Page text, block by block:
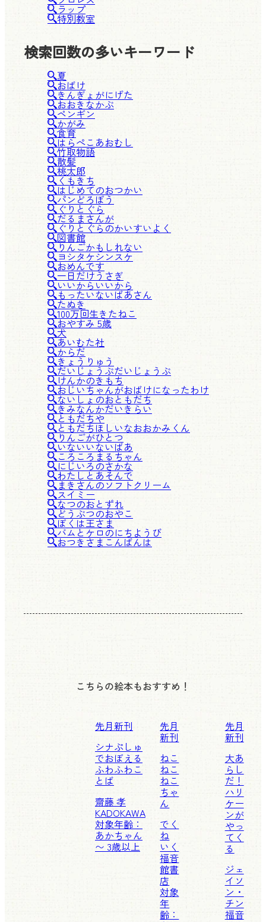
ラップ
特別教室
検索回数の多いキーワード
夏
おばけ
きんぎょがにげた
おおきなかぶ
ペンギン
かがみ
食育
はらぺこあおむし
竹取物語
散髪
桃太郎
くもきち
はじめてのおつかい
パンどろぼう
ぐりとぐら
だるまさんが
ぐりとぐらのかいすいよく
図書館
りんごかもしれない
ヨシタケシンスケ
おめんです
一日だけうさぎ
いいからいいから
もったいないばあさん
たぬき
100万回生きたねこ
おやすみ 5歳
犬
あいむた社
からだ
きょうりゅう
だいじょうぶだいじょうぶ
けんかのきもち
おじいちゃんがおばけになったわけ
ないしょのおともだち
きみなんかだいきらい
ともだちや
ともだちほしいなおおかみくん
りんごがひとつ
いないいないばあ
ころころまるちゃん
にじいろのさかな
わたしとあそんで
まきさんのソフトクリーム
スイミー
なつのおとずれ
どうぶつのおやこ
ぼくは王さま
バムとケロのにちようび
おつきさまこんばんは
こちらの絵本もおすすめ！
先月新刊
シナぷしゅ
でおぼえる
ふわふわこ
とば
齋藤 孝
KADOKAWA
対象年齢：
あかちゃん
〜 3歳以上
先月
新刊
ねこ
ねこ
ねこ
ちゃ
ん
でく
ね
いく
福音
館書
店
対象
年
齢：
先月
新刊
大あ
らし
だ！
ハリ
ケー
ンが
やっ
てく
る
ジェ
イソ
ン・
チン
福音